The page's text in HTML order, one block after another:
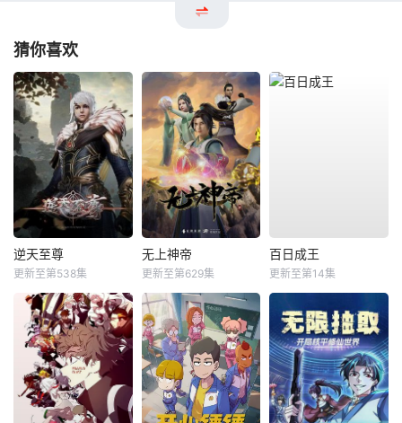
猜你喜欢
逆天至尊
更新至第538集
无上神帝
更新至第629集
百日成王
更新至第14集